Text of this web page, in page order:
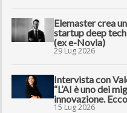
Elemaster crea
startup deep
(ex e-Novia)
29 Lug 2026
Intervista con
“L’AI è uno dei
innovazione.
15 Lug 2026